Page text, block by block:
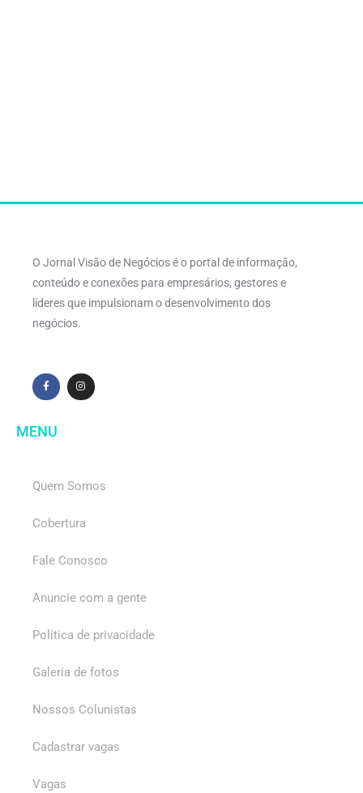
O Jornal Visão de Negócios é o portal de informação,
conteúdo e conexões para empresários, gestores e
líderes que impulsionam o desenvolvimento dos
negócios.
MENU
Quem Somos
Cobertura
Fale Conosco
Anuncie com a gente
Política de privacidade
Galeria de fotos
Nossos Colunistas
Cadastrar vagas
Vagas